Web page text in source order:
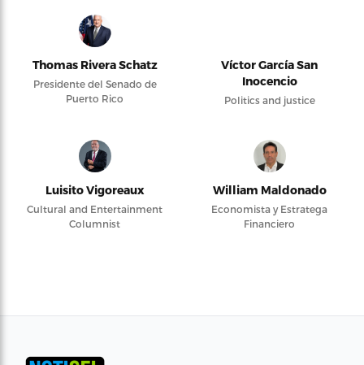
Thomas Rivera Schatz
Presidente del Senado de
Puerto Rico
Víctor García San
Inocencio
Politics and justice
Luisito Vigoreaux
Cultural and Entertainment
Columnist
William Maldonado
Economista y Estratega
Financiero